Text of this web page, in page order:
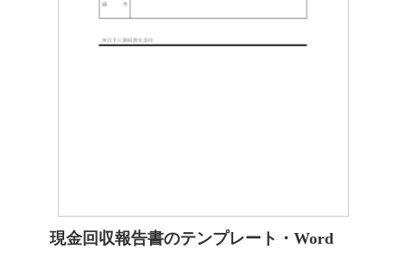
現金回収報告書のテンプレート・Word